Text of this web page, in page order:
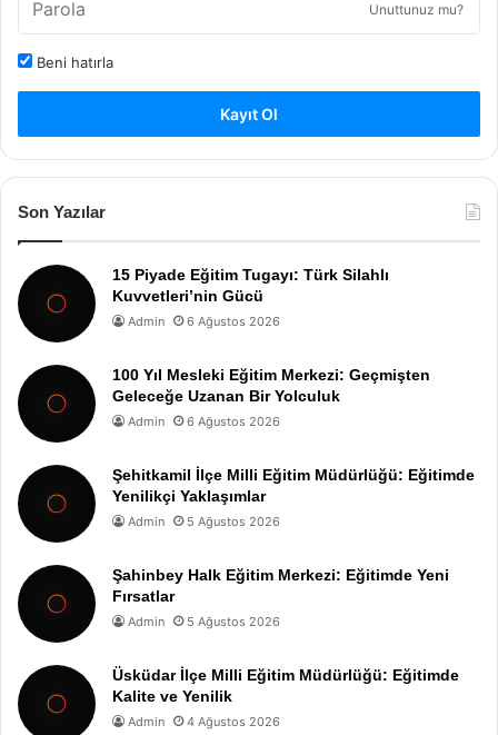
Unuttunuz mu?
Beni hatırla
Kayıt Ol
Son Yazılar
15 Piyade Eğitim Tugayı: Türk Silahlı
Kuvvetleri’nin Gücü
Admin 6 Ağustos 2026
100 Yıl Mesleki Eğitim Merkezi: Geçmişten
Geleceğe Uzanan Bir Yolculuk
Admin 6 Ağustos 2026
Şehitkamil İlçe Milli Eğitim Müdürlüğü: Eğitimde
Yenilikçi Yaklaşımlar
Admin 5 Ağustos 2026
Şahinbey Halk Eğitim Merkezi: Eğitimde Yeni
Fırsatlar
Admin 5 Ağustos 2026
Üsküdar İlçe Milli Eğitim Müdürlüğü: Eğitimde
Kalite ve Yenilik
Admin 4 Ağustos 2026